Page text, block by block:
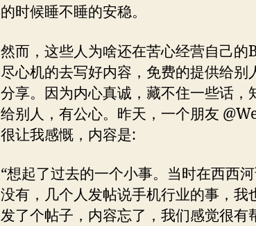
的时候睡不睡的安稳。
然而，这些人为啥还在苦心经营自己的
尽心机的去写好内容，免费的提供给别
分享。因为内心真诚，藏不住一些话
给别人，有公心。昨天，一个朋友
很让我感慨，内容是:
“想起了过去的一个小事。当时在西西
没有，几个人发帖说手机行业的事，我
发了个帖子，内容忘了，我们感觉很有